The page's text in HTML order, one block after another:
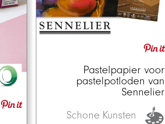
Pastelpapier voor
pastelpotloden van
Sennelier
Schone Kunsten